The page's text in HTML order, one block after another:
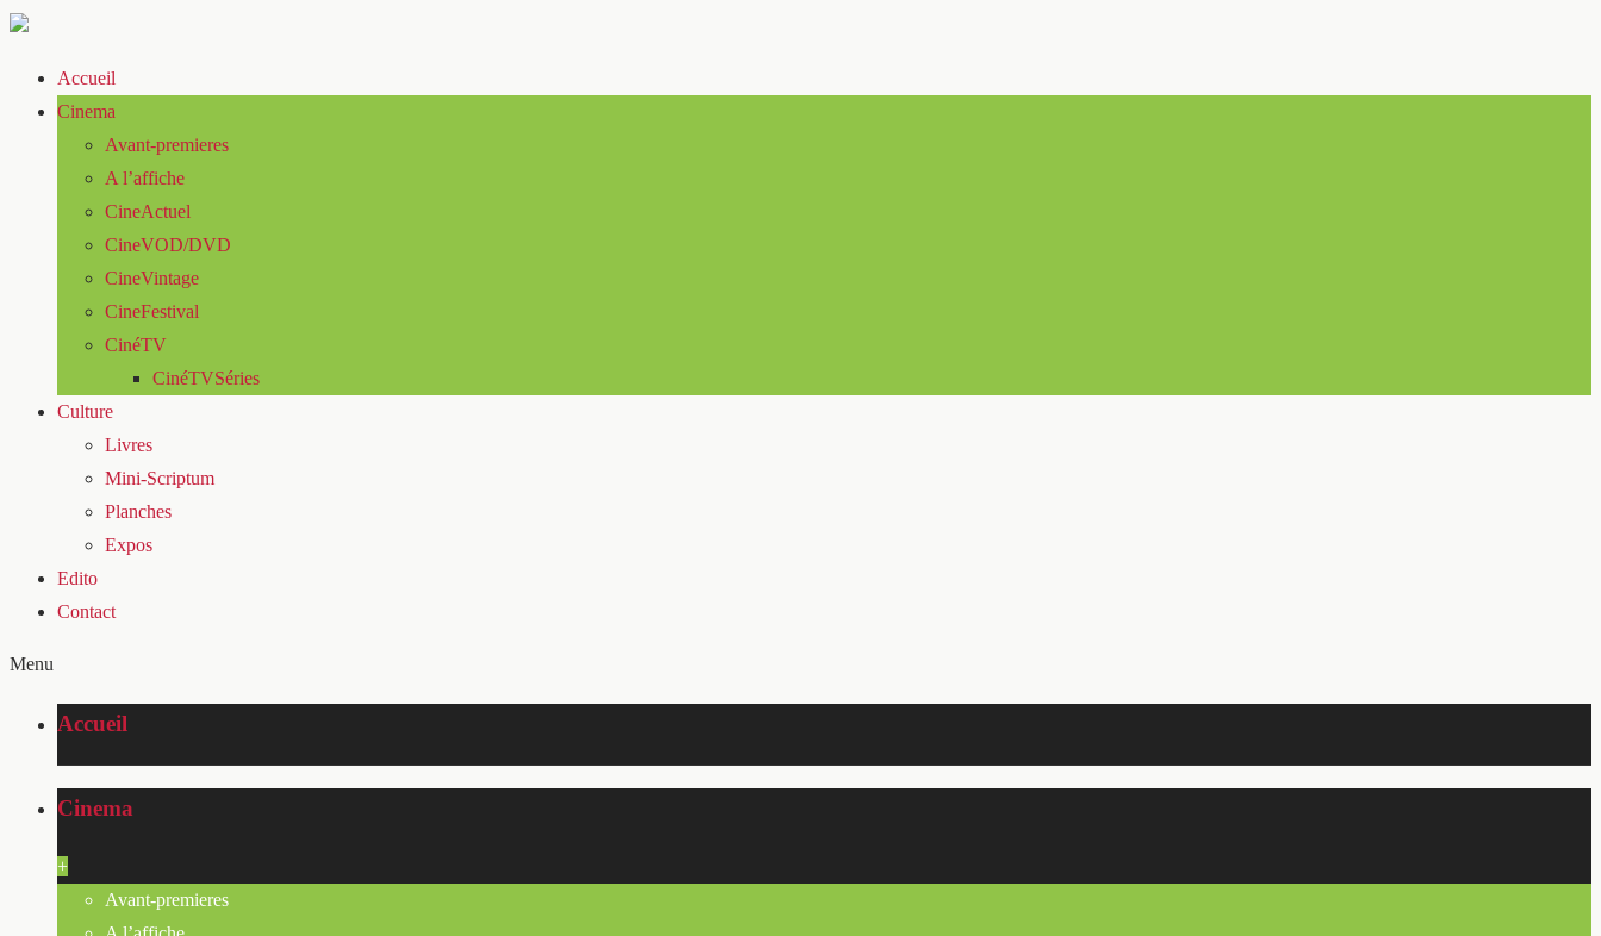
Accueil
Cinema
Avant-premieres
A l’affiche
CineActuel
CineVOD/DVD
CineVintage
CineFestival
CinéTV
CinéTVSéries
Culture
Livres
Mini-Scriptum
Planches
Expos
Edito
Contact
Menu
Accueil
Cinema
+
Avant-premieres